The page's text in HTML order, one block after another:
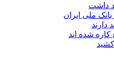
داشت
دارند
شده اند